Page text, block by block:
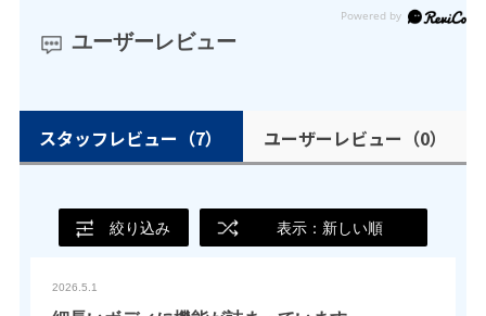
ユーザーレビュー
スタッフレビュー （7） ユーザーレビュー （0）
絞り込み 表示：新しい順
2026.5.1